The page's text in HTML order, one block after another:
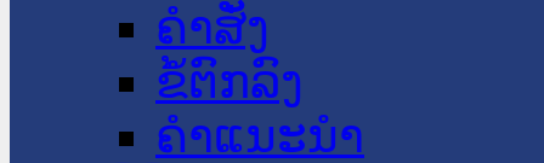
ຄໍາສັ່ງ
ຂໍ້ຕົກລົງ
ຄໍາແນະນໍາ